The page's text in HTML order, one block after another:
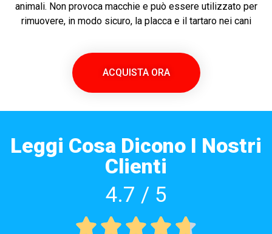
animali. Non provoca macchie e può essere utilizzato per
rimuovere, in modo sicuro, la placca e il tartaro nei cani
ACQUISTA ORA
Leggi Cosa Dicono I Nostri
Clienti
4.7 / 5
